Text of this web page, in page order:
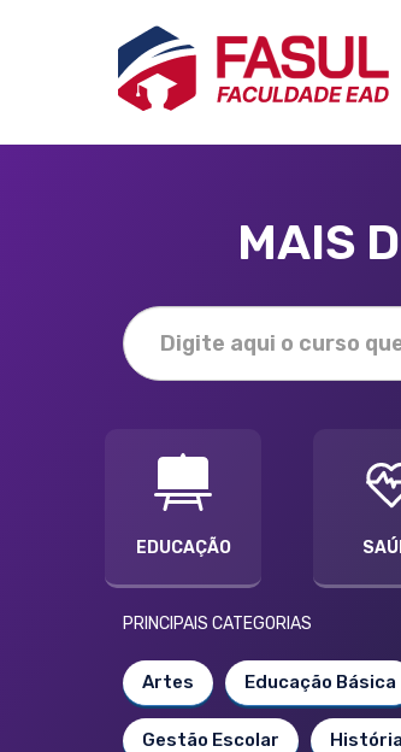
MAIS
EDUCAÇÃO
PRINCIPAIS CATEGORIAS
Artes Educação Básica
Gestão Escolar História